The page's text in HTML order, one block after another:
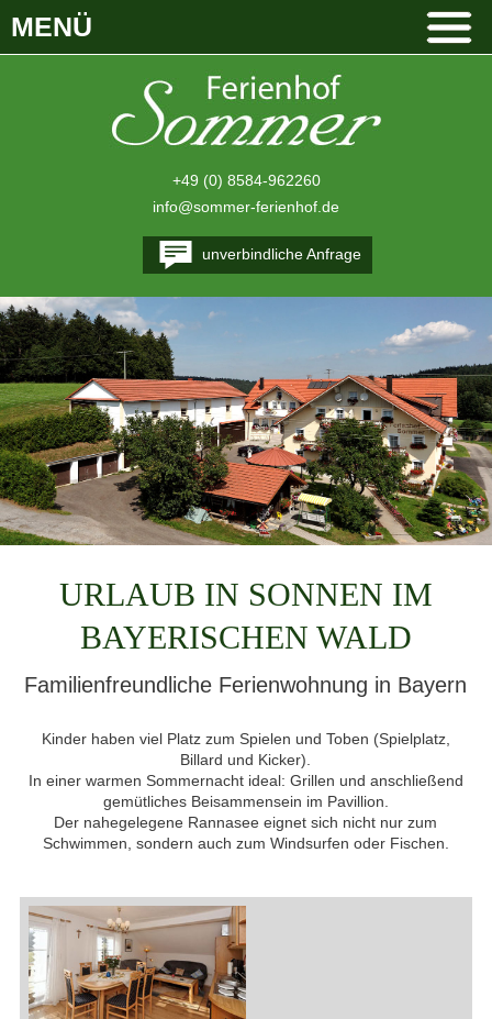
+49 (0) 8584-962260
info@sommer-ferienhof.de
unverbindliche Anfrage
MENÜ
URLAUB IN SONNEN IM
BAYERISCHEN WALD
Familienfreundliche Ferienwohnung in Bayern
Kinder haben viel Platz zum Spielen und Toben (Spielplatz,
Billard und Kicker).
In einer warmen Sommernacht ideal: Grillen und anschließend
gemütliches Beisammensein im Pavillion.
Der nahegelegene Rannasee eignet sich nicht nur zum
Schwimmen, sondern auch zum Windsurfen oder Fischen.